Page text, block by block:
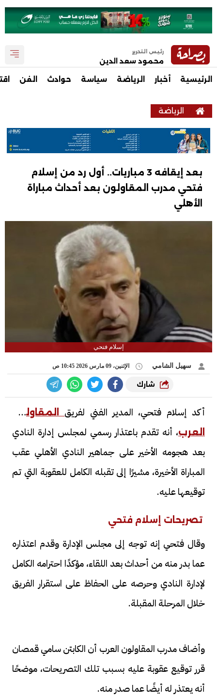
رئيس التحرير
محمود سعد الدين
الرئيسية أخبار الرياضة سياسة حوادث الفن
الرياضة
بعد إيقافه 3 مباريات.. أول رد من إسلام
فتحي مدرب المقاولون بعد أحداث مباراة
الأهلي
إسلام فتحي
سهيل الشامي الإثنين، 09 مارس 2026 10:45 ص
شارك
أكد إسلام فتحي، المدير الفني لفريق المقاولون
العرب، أنه تقدم باعتذار رسمي لمجلس إدارة النادي
بعد هجومه الأخير على جماهير النادي الأهلي عقب
المباراة الأخيرة، مشيرًا إلى تقبله الكامل للعقوبة التي تم
توقيعها عليه.
تصريحات إسلام فتحي
وقال فتحي إنه توجه إلى مجلس الإدارة وقدم اعتذاره
عما بدر منه من أحداث بعد اللقاء، مؤكدًا احترامه الكامل
لإدارة النادي وحرصه على الحفاظ على استقرار الفريق
خلال المرحلة المقبلة.
وأضاف مدرب المقاولون العرب أن الكابتن سامي قمصان
قرر توقيع عقوبة عليه بسبب تلك التصريحات، موضحًا
أنه يعتذر له أيضًا عما صدر منه.